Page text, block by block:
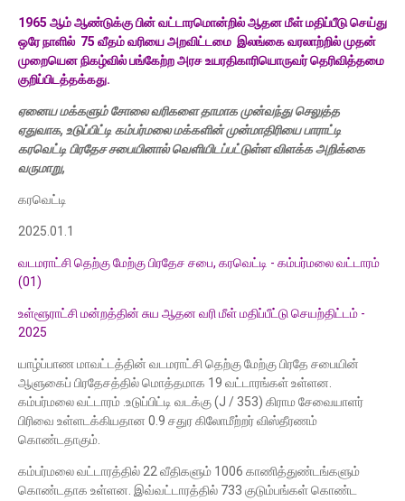
1965 ஆம் ஆண்டுக்கு பின் வட்டாரமொன்றில் ஆதன மீள் மதிப்பீடு செய்து
ஒரே நாளில் 75 வீதம் வரியை அறவிட்டமை இலங்கை வரலாற்றில் முதன்
முறையென நிகழ்வில் பங்கேற்ற அரச உயரதிகாரியொருவர் தெரிவித்தமை
குறிப்பிடத்தக்கது.
ஏனைய மக்களும் சோலை வரிகளை தாமாக முன்வந்து செலுத்த
ஏதுவாக, உடுப்பிட்டி கம்பர்மலை மக்களின் முன்மாதிரியை பாராட்டி
கரவெட்டி பிரதேச சபையினால் வெளியிடப்பட்டுள்ள விளக்க அறிக்கை
வருமாறு,
கரவெட்டி
2025.01.1
வடமராட்சி தெற்கு மேற்கு பிரதேச சபை, கரவெட்டி - கம்பர்மலை வட்டாரம்
(01)
உள்ளூராட்சி மன்றத்தின் சுய ஆதன வரி மீள் மதிப்பீட்டு செயற்திட்டம் -
2025
யாழ்ப்பாண மாவட்டத்தின் வடமராட்சி தெற்கு மேற்கு பிரதே சபையின்
ஆளுகைப் பிரதேசத்தில் மொத்தமாக 19 வட்டாரங்கள் உள்ளன.
கம்பர்மலை வட்டாரம் .உடுப்பிட்டி வடக்கு (J / 353) கிராம சேவையாளர்
பிரிவை உள்ளடக்கியதான 0.9 சதுர கிலோமீற்றர் விஸ்தீரணம்
கொண்டதாகும்.
கம்பர்மலை வட்டாரத்தில் 22 வீதிகளும் 1006 காணித்துண்டங்களும்
கொண்டதாக உள்ளன. இவ்வட்டாரத்தில் 733 குடும்பங்கள் கொண்ட